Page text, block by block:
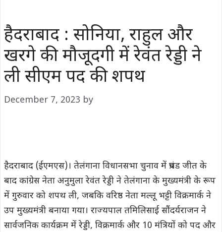
हैदराबाद : सोनिया, राहुल और
खरगे की मौजूदगी में रेवंत रेड्डी ने
ली सीएम पद की शपथ
December 7, 2023 by
हैदराबाद (ईएमएस)। तेलंगाना विधानसभा चुनाव में प्रचंड जीत के
बाद कांग्रेस नेता अनुमुला रेवंत रेड्डी ने तेलंगाना के मुख्यमंत्री के रूप
में गुरुवार को शपथ ली, जबकि वरिष्ठ नेता मल्लू भट्टी विक्रमार्क ने
उप मुख्यमंत्री बनाया गया। राज्यपाल तमिलिसाई सौंदर्यराजन ने
सार्वजनिक कार्यक्रम में रेड्डी, विक्रमार्क और 10 मंत्रियों को पद और